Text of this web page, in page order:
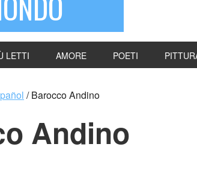
LETTI AMORE POETI
/Barocco Andino
Andino